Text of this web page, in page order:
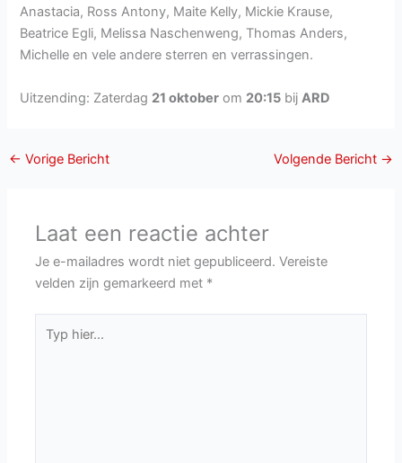
Anastacia, Ross Antony, Maite Kelly, Mickie Krause,
Beatrice Egli, Melissa Naschenweng, Thomas Anders,
Michelle en vele andere sterren en verrassingen.
Uitzending: Zaterdag 21 oktober om 20:15 bijARD
← Vorige Bericht Volgende Bericht →
Laat een reactie achter
Je e-mailadres wordt niet gepubliceerd. Vereiste
velden zijn gemarkeerd met *
hier...